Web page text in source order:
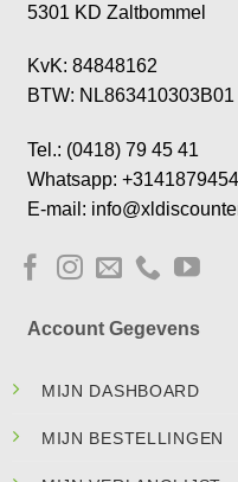
5301 KD Zaltbommel
KvK: 84848162
BTW: NL863410303B01
Tel.: (0418) 79 45 41
Whatsapp:
E-mail:
Account Gegevens
MIJN DASHBOARD
MIJN BESTELLINGEN